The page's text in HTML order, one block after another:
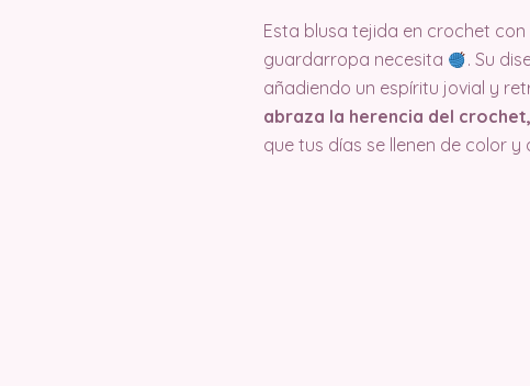
Esta blusa tejida en crochet
guardarropa necesita
. Su
añadiendo un espíritu jovial y
abraza la herencia del
que tus días se llenen de color y